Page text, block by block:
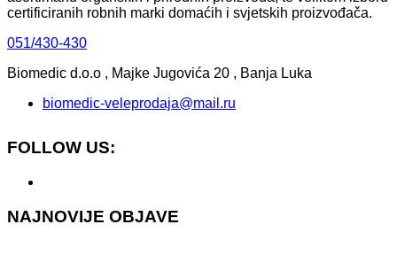
certificiranih robnih marki domaćih i svjetskih proizvođača.
051/430-430
Biomedic d.o.o , Majke Jugovića 20 , Banja Luka
biomedic-veleprodaja@mail.ru
FOLLOW US:
NAJNOVIJE OBJAVE